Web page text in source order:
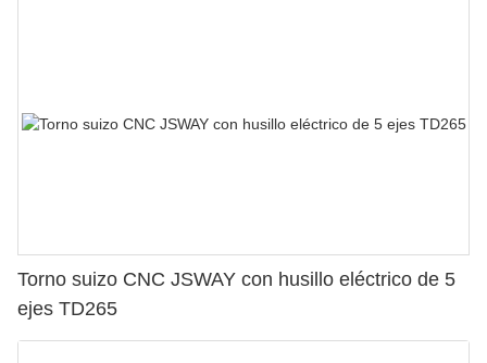
Torno suizo CNC JSWAY con husillo eléctrico de 5
ejes TD265